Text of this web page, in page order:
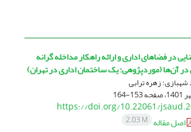
در فضاهای اداری و ارائه راهکار مداخله گرانه
آن‌ها (موردپژوهی: یک ساختمان اداری در تهران)
زهره ترابی
153-164
https://doi.org/10.22061/
اصل مقاله 2.03 M